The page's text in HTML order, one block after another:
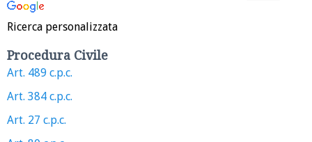
Ricerca personalizzata
Procedura Civile
Art. 489 c.p.c.
Art. 384 c.p.c.
Art. 27 c.p.c.